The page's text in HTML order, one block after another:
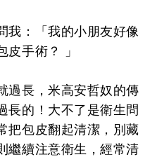
我：「我的小朋友好像
手術？ 」
過長，米高安哲奴的傳
長的！大不了是衛生問
把包皮翻起清潔，別藏
繼續注意衛生，經常清